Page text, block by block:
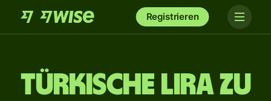
Registrieren
Türkische Lira zu